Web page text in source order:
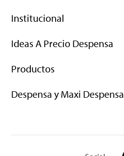
Institucional
Ideas A Precio Despensa
Productos
Despensa y Maxi Despensa